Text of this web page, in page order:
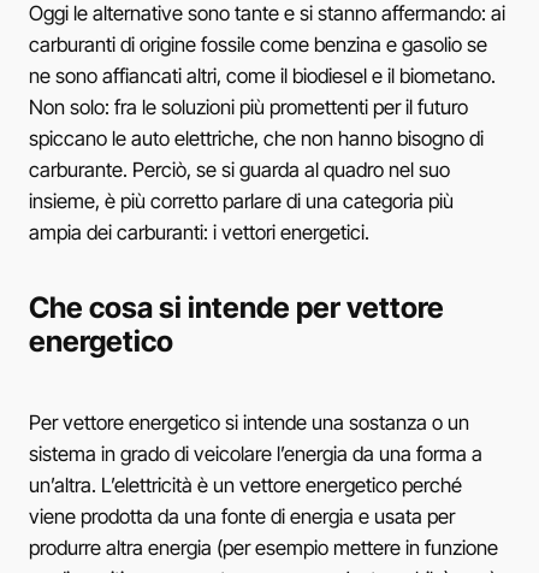
Oggi le alternative sono tante e si stanno affermando: ai
carburanti di origine fossile come benzina e gasolio se
ne sono affiancati altri, come il biodiesel e il biometano.
Non solo: fra le soluzioni più promettenti per il futuro
spiccano le auto elettriche, che non hanno bisogno di
carburante. Perciò, se si guarda al quadro nel suo
insieme, è più corretto parlare di una categoria più
ampia dei carburanti: i vettori energetici.
Che cosa si intende per vettore
energetico
Per vettore energetico si intende una sostanza o un
sistema in grado di veicolare l’energia da una forma a
un’altra. L’elettricità è un vettore energetico perché
viene prodotta da una fonte di energia e usata per
produrre altra energia (per esempio mettere in funzione